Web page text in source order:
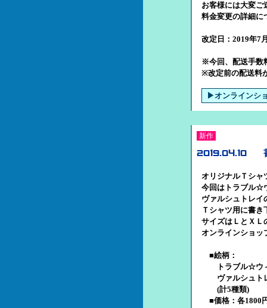
お客様には大変ご
料金変更の詳細に
改定日：2019年7
※今回、配送手数
※改定前の配送料
▶オンラインシ
新作
2019.04.10
オリジナルＴシャ
今回はトラブル☆
ヴァルシュトレイ
Ｔシャツ用に書
サイズはＬとＸＬ
オンラインショッ
■絵柄：
トラブル☆ウィ
ヴァルシュトレ
(計5種類)
■価格：各1800